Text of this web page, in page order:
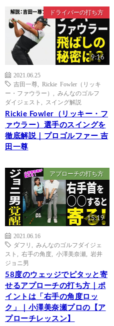
ドライバーの打ち方
9:16
2021.06.25
吉田一尊
Rickie Fowler（リッキ
ー・ファウラー）
みんなのゴルフ
ダイジェスト
スイング解説
Rickie Fowler（リッキー・フ
ァウラー）選手のスイングを
徹底解説｜プロゴルファー 吉
田一尊
アプローチの打ち方
15:19
2021.06.16
ダフリ
みんなのゴルフダイジェ
スト
右手の角度 小澤美奈瀬
岩井
ジョニ男
58度のウェッジでピタッと寄
せるアプローチの打ち方｜ポ
イントは「右手の角度ロッ
ク」｜小澤美奈瀬プロの【ア
プローチレッスン】